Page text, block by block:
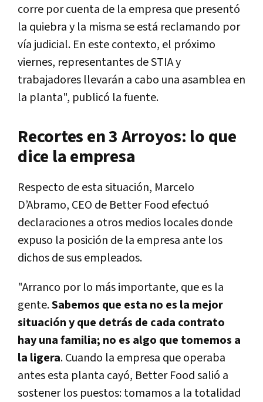
corre por cuenta de la empresa que presentó
la quiebra y la misma se está reclamando por
vía judicial. En este contexto, el próximo
viernes, representantes de STIA y
trabajadores llevarán a cabo una asamblea en
la planta", publicó la fuente.
Recortes en 3 Arroyos: lo que
dice la empresa
Respecto de esta situación, Marcelo
D’Abramo, CEO de Better Food efectuó
declaraciones a otros medios locales donde
expuso la posición de la empresa ante los
dichos de sus empleados.
"Arranco por lo más importante, que es la
gente.Sabemos que esta no es la mejor
situación y que detrás de cada contrato
hay una familia; no es algo que tomemos a
la ligera. Cuando la empresa que operaba
antes esta planta cayó, Better Food salió a
sostener los puestos: tomamos a la totalidad